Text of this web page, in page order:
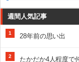
週間人気記事
1 28年前の思い出
2
たかだか4人程度で